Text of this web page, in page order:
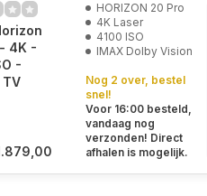
4K -
-
TV
HORIZON 20 Pro
4K Laser
4100 ISO
IMAX Dolby Vision
Nog 2 over, bestel
snel!
Voor 16:00 besteld,
vandaag nog
verzonden! Direct
afhalen is mogelijk.